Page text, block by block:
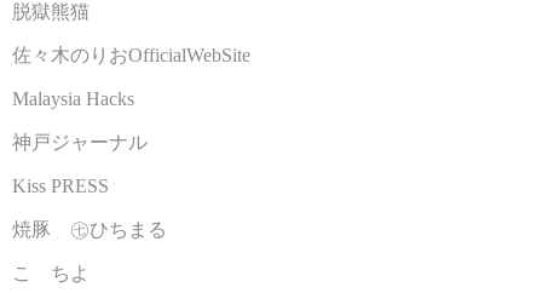
脱獄熊猫
佐々木のりおOfficialWebSite
Malaysia Hacks
神戸ジャーナル
Kiss PRESS
焼豚 ㊆ひちまる
こゝちよ